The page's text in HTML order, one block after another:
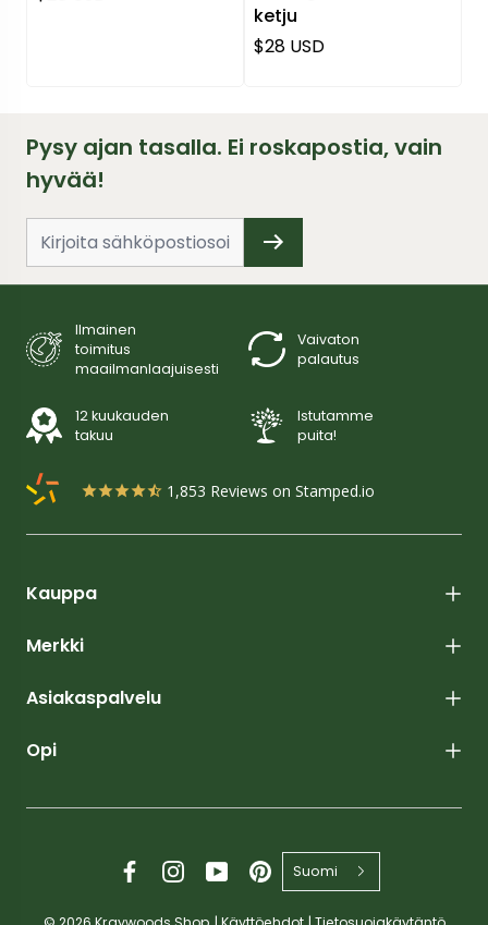
ketju
Normaali hinta
$28 USD
Pysy ajan tasalla. Ei roskapostia, vain
hyvää!
Ilmainen
toimitus
maailmanlaajuisesti
Vaivaton
palautus
12 kuukauden
takuu
Istutamme
puita!
1,853 Reviews on Stamped.io
Kauppa
Merkki
Asiakaspalvelu
Opi
Suomi